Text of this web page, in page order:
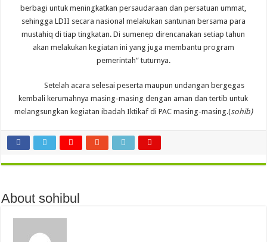
berbagi untuk meningkatkan persaudaraan dan persatuan ummat,
sehingga LDII secara nasional melakukan santunan bersama para
mustahiq di tiap tingkatan. Di sumenep direncanakan setiap tahun
akan melakukan kegiatan ini yang juga membantu program
pemerintah” tuturnya.
Setelah acara selesai peserta maupun undangan bergegas
kembali kerumahnya masing-masing dengan aman dan tertib untuk
melangsungkan kegiatan ibadah Iktikaf di PAC masing-masing.(sohib)
About sohibul